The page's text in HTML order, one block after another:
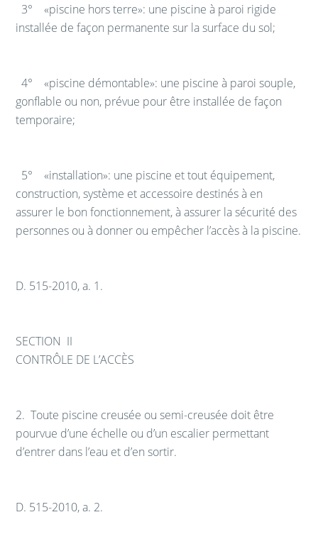
3° «piscine hors terre»: une piscine à paroi rigide
installée de façon permanente sur la surface du sol;
4° «piscine démontable»: une piscine à paroi souple,
gonflable ou non, prévue pour être installée de façon
temporaire;
5° «installation»: une piscine et tout équipement,
construction, système et accessoire destinés à en
assurer le bon fonctionnement, à assurer la sécurité des
personnes ou à donner ou empêcher l’accès à la piscine.
D. 515-2010, a. 1.
SECTION II
CONTRÔLE DE L’ACCÈS
2.Toute piscine creusée ou semi-creusée doit être
pourvue d’une échelle ou d’un escalier permettant
d’entrer dans l’eau et d’en sortir.
D. 515-2010, a. 2.